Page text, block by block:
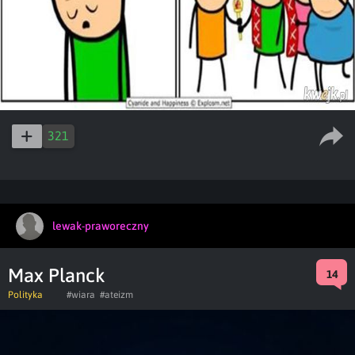
321
lewak-praworeczny
Max Planck 14
Polityka #wiara #ateizm